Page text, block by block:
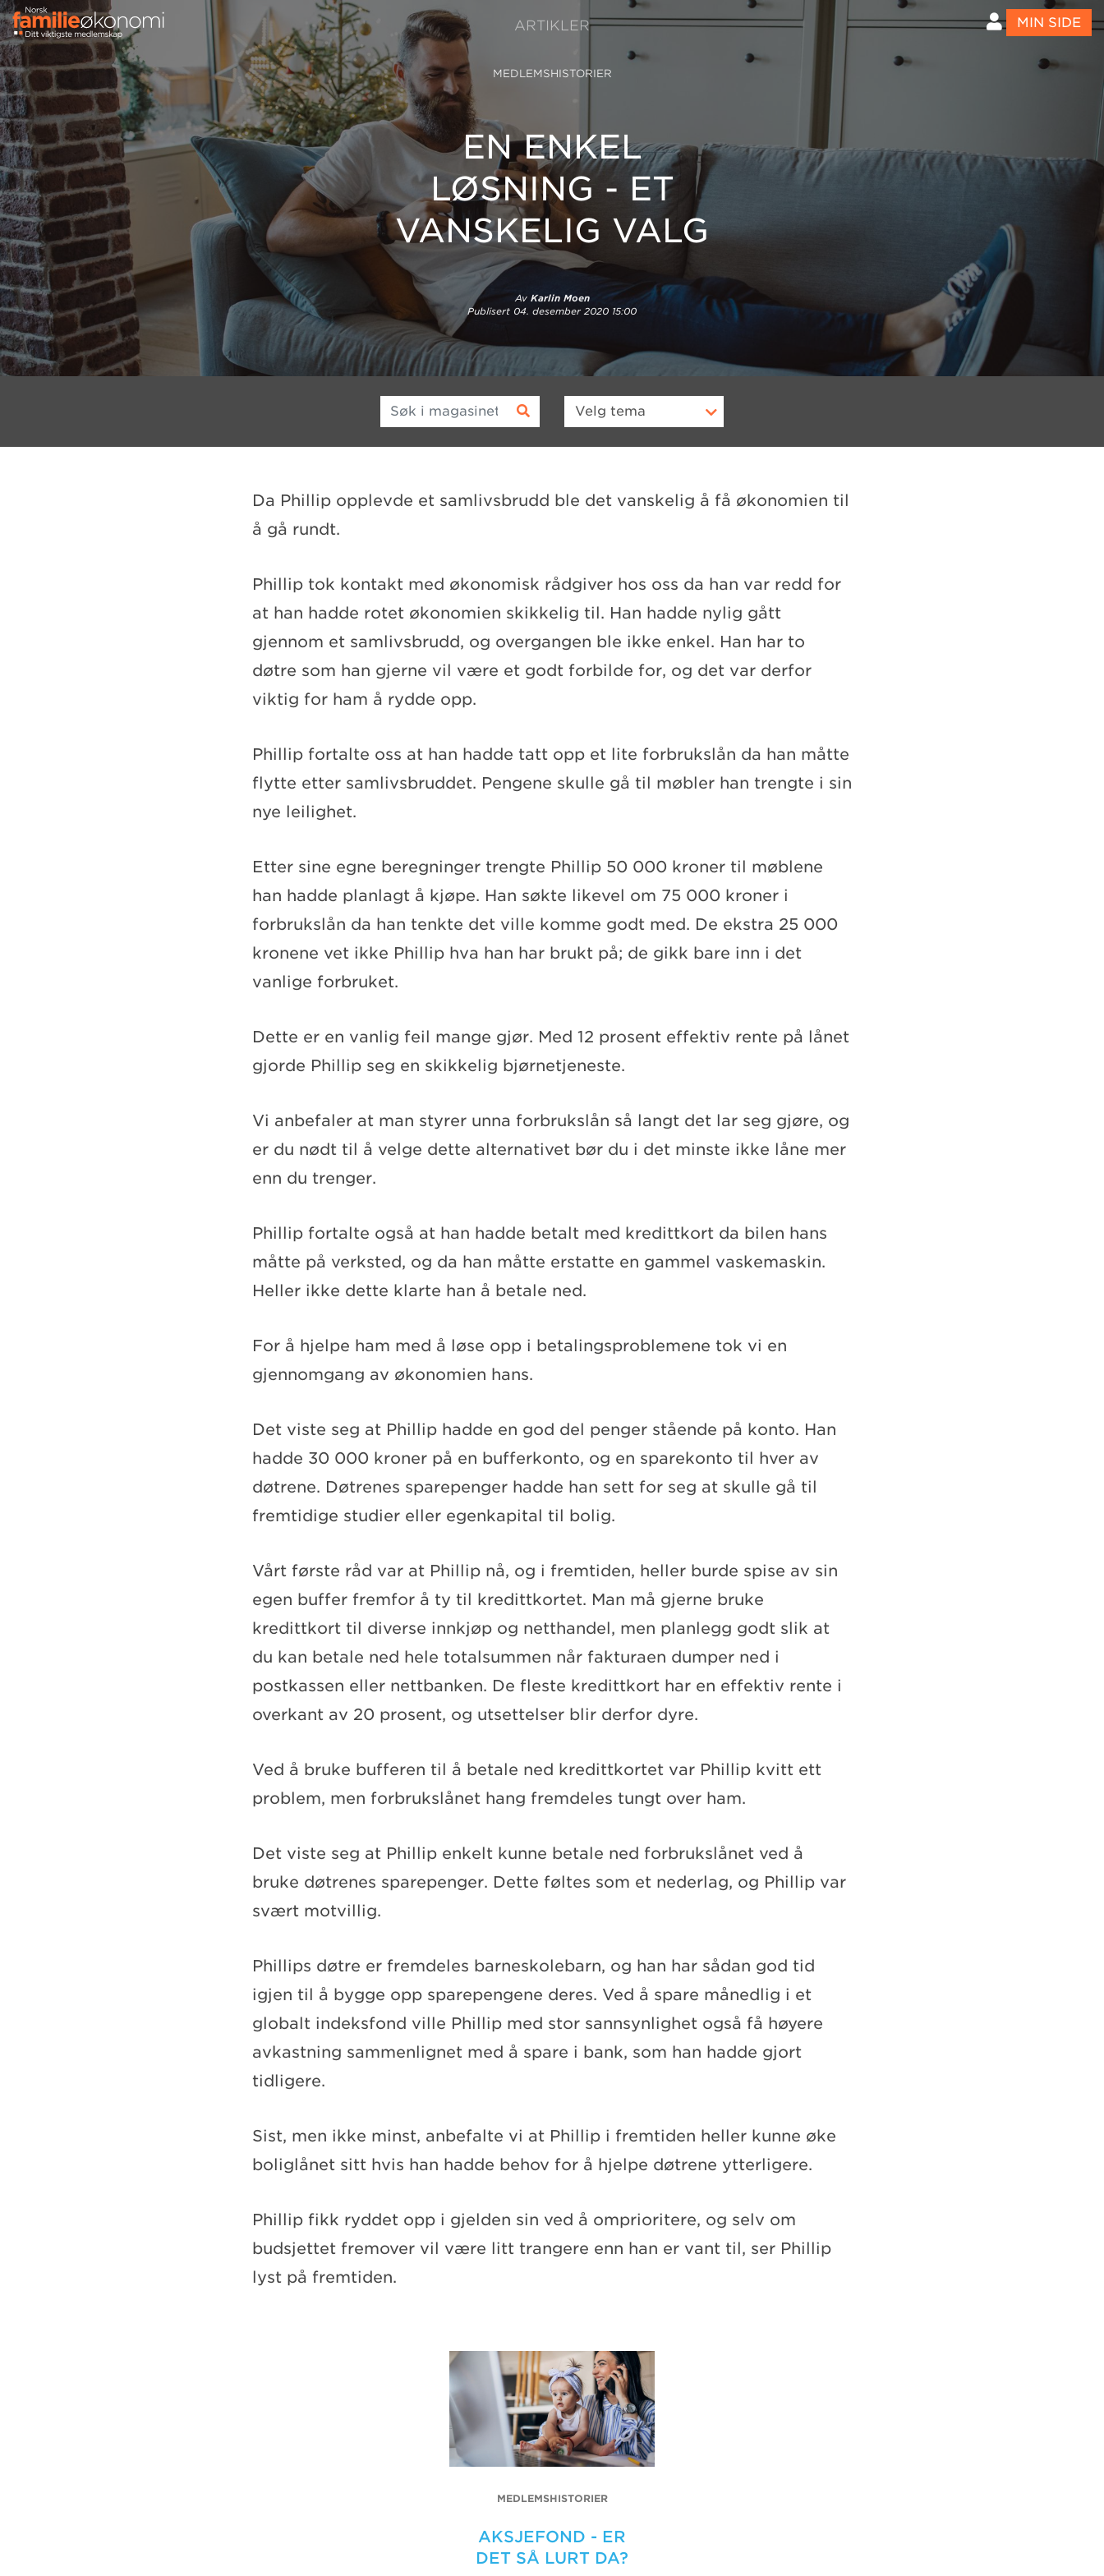
ARTIKLER MIN SIDE
MEDLEMSHISTORIER
EN ENKEL
LØSNING - ET
VANSKELIG VALG
Av Karlin Moen
Publisert 04. desember 2020 15:00
Søk i magasinet Velg tema
Da Phillip opplevde et samlivsbrudd ble det vanskelig å få økonomien til
å gå rundt.
Phillip tok kontakt med økonomisk rådgiver hos oss da han var redd for
at han hadde rotet økonomien skikkelig til. Han hadde nylig gått
gjennom et samlivsbrudd, og overgangen ble ikke enkel. Han har to
døtre som han gjerne vil være et godt forbilde for, og det var derfor
viktig for ham å rydde opp.
Phillip fortalte oss at han hadde tatt opp et lite forbrukslån da han måtte
flytte etter samlivsbruddet. Pengene skulle gå til møbler han trengte i sin
nye leilighet.
Etter sine egne beregninger trengte Phillip 50 000 kroner til møblene
han hadde planlagt å kjøpe. Han søkte likevel om 75 000 kroner i
forbrukslån da han tenkte det ville komme godt med. De ekstra 25 000
kronene vet ikke Phillip hva han har brukt på; de gikk bare inn i det
vanlige forbruket.
Dette er en vanlig feil mange gjør. Med 12 prosent effektiv rente på lånet
gjorde Phillip seg en skikkelig bjørnetjeneste.
Vi anbefaler at man styrer unna forbrukslån så langt det lar seg gjøre, og
er du nødt til å velge dette alternativet bør du i det minste ikke låne mer
enn du trenger.
Phillip fortalte også at han hadde betalt med kredittkort da bilen hans
måtte på verksted, og da han måtte erstatte en gammel vaskemaskin.
Heller ikke dette klarte han å betale ned.
For å hjelpe ham med å løse opp i betalingsproblemene tok vi en
gjennomgang av økonomien hans.
Det viste seg at Phillip hadde en god del penger stående på konto. Han
hadde 30 000 kroner på en bufferkonto, og en sparekonto til hver av
døtrene. Døtrenes sparepenger hadde han sett for seg at skulle gå til
fremtidige studier eller egenkapital til bolig.
Vårt første råd var at Phillip nå, og i fremtiden, heller burde spise av sin
egen buffer fremfor å ty til kredittkortet. Man må gjerne bruke
kredittkort til diverse innkjøp og netthandel, men planlegg godt slik at
du kan betale ned hele totalsummen når fakturaen dumper ned i
postkassen eller nettbanken. De fleste kredittkort har en effektiv rente i
overkant av 20 prosent, og utsettelser blir derfor dyre.
Ved å bruke bufferen til å betale ned kredittkortet var Phillip kvitt ett
problem, men forbrukslånet hang fremdeles tungt over ham.
Det viste seg at Phillip enkelt kunne betale ned forbrukslånet ved å
bruke døtrenes sparepenger. Dette føltes som et nederlag, og Phillip var
svært motvillig.
Phillips døtre er fremdeles barneskolebarn, og han har sådan god tid
igjen til å bygge opp sparepengene deres. Ved å spare månedlig i et
globalt indeksfond ville Phillip med stor sannsynlighet også få høyere
avkastning sammenlignet med å spare i bank, som han hadde gjort
tidligere.
Sist, men ikke minst, anbefalte vi at Phillip i fremtiden heller kunne øke
boliglånet sitt hvis han hadde behov for å hjelpe døtrene ytterligere.
Phillip fikk ryddet opp i gjelden sin ved å omprioritere, og selv om
budsjettet fremover vil være litt trangere enn han er vant til, ser Phillip
lyst på fremtiden.
MEDLEMSHISTORIER
AKSJEFOND - ER
DET SÅ LURT DA?